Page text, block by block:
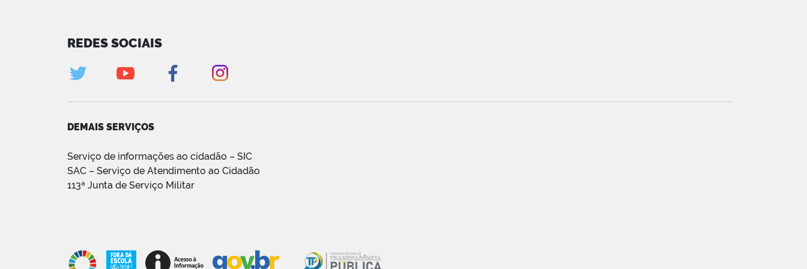
REDES SOCIAIS
DEMAIS SERVIÇOS
Serviço de informações ao cidadão – SIC
SAC – Serviço de Atendimento ao Cidadão
113ª Junta de Serviço Militar